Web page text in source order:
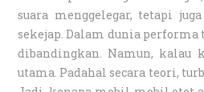
suara menggelegar, tetapi
sekejap. Dalam dunia
dibandingkan. Namun, kalau
utama. Padahal secara teori,